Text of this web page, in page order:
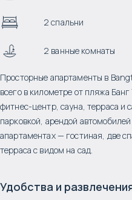
2 спальни
2 ванные комнаты
Просторные апартаменты в
всего в километре от пляжа
фитнес-центр, сауна, терраса и
парковкой, арендой
апартаментах — гостиная, две
терраса с видом на сад.
Удобства и